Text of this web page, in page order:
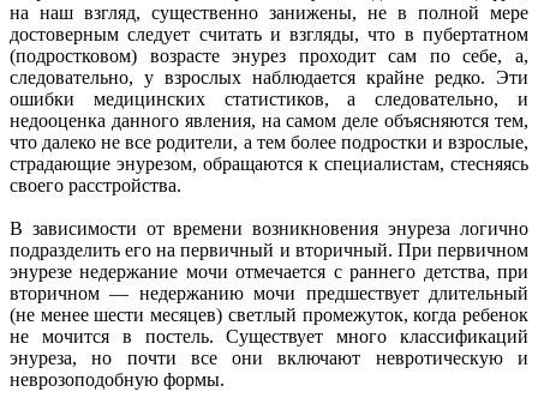
на наш взгляд, существенно занижены, не в полной мере
достоверным следует считать и взгляды, что в пубертатном
(подростковом) возрасте энурез проходит сам по себе, а,
следовательно, у взрослых наблюдается крайне редко. Эти
ошибки медицинских статистиков, а следовательно, и
недооценка данного явления, на самом деле объясняются тем,
что далеко не все родители, а тем более подростки и взрослые,
страдающие энурезом, обращаются к специалистам, стесняясь
своего расстройства.
В зависимости от времени возникновения энуреза логично
подразделить его на первичный и вторичный. При первичном
энурезе недержание мочи отмечается с раннего детства, при
вторичном — недержанию мочи предшествует длительный
(не менее шести месяцев) светлый промежуток, когда ребенок
не мочится в постель. Существует много классификаций
энуреза, но почти все они включают невротическую и
неврозоподобную формы.